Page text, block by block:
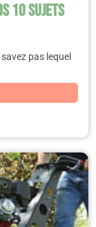
10 sujets
pas lequel